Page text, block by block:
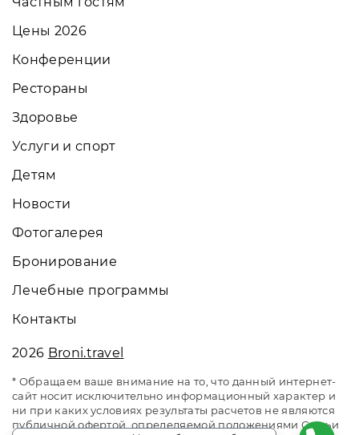
Цены 2026
Конференции
Рестораны
Здоровье
Услуги и спорт
Детям
Новости
Фотогалерея
Бронирование
Лечебные программы
Контакты
2026 Broni.travel
* Обращаем ваше внимание на то, что данный интернет-
сайт носит исключительно информационный характер и
ни при каких условиях результаты расчетов не являются
публичной офертой, определяемой положениями Статьи